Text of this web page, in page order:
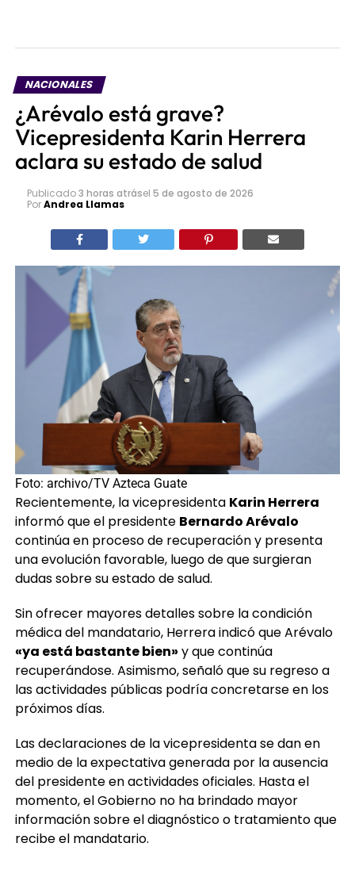
NACIONALES
¿Arévalo está grave?
Vicepresidenta Karin Herrera
aclara su estado de salud
Publicado3 horas atrásel 5 de agosto de 2026
PorAndrea Llamas
Foto: archivo/TV Azteca Guate
Recientemente, la vicepresidenta Karin Herrera
informó que el presidente Bernardo Arévalo
continúa en proceso de recuperación y presenta
una evolución favorable, luego de que surgieran
dudas sobre su estado de salud.
Sin ofrecer mayores detalles sobre la condición
médica del mandatario, Herrera indicó que Arévalo
«ya está bastante bien» y que continúa
recuperándose. Asimismo, señaló que su regreso a
las actividades públicas podría concretarse en los
próximos días.
Las declaraciones de la vicepresidenta se dan en
medio de la expectativa generada por la ausencia
del presidente en actividades oficiales. Hasta el
momento, el Gobierno no ha brindado mayor
información sobre el diagnóstico o tratamiento que
recibe el mandatario.